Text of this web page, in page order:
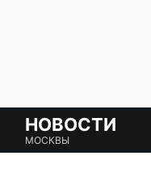
НОВОСТИ
МОСКВЫ